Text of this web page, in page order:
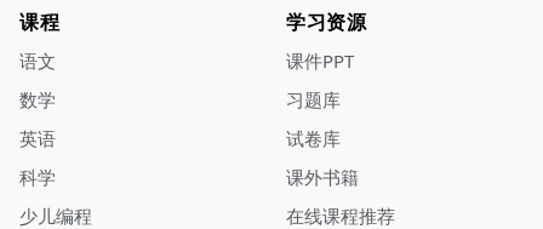
课程
语文
数学
英语
科学
少儿编程
学习资源
课件PPT
习题库
试卷库
课外书籍
在线课程推荐